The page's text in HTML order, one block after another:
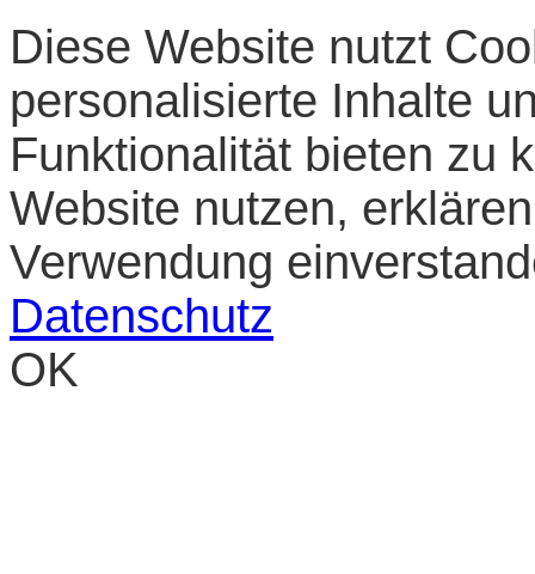
Diese Website nutzt
personalisierte Inhalte
Funktionalität bieten zu
Website nutzen,
Verwendung
Datenschutz
OK